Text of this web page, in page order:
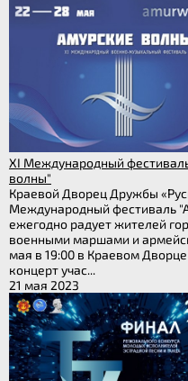
XI Международный
волны"
Краевой Дворец Дружбы
Международный фестиваль
ежегодно радует жителей
военными маршами и
мая в 19:00 в Краевом
концерт учас...
21 мая 2023